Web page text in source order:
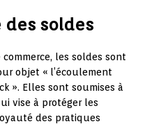
des soldes
les soldes sont
objet « l’écoulement
». Elles sont soumises à
vise à protéger les
des pratiques